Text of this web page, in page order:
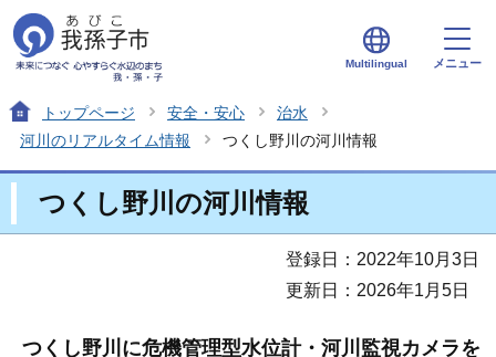
Multilingual メニュー
トップページ 安全・安心
治水
河川のリアルタイム情報
つくし野川の河川情報
つくし野川の河川情報
登録日：2022年10月3日
更新日：2026年1月5日
つくし野川に危機管理型水位計・河川監視カメラを